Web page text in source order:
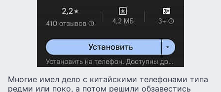
Многие имел дело с китайскими телефонами типа
редми или поко, а потом решили обзавестись